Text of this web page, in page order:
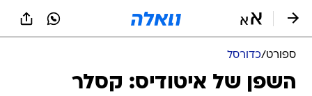
ספורט/כדורסל
השפן של איטודיס: קסלר